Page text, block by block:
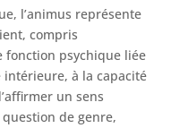
l’animus représente
compris
fonction psychique liée
à la capacité
un sens
question de genre,